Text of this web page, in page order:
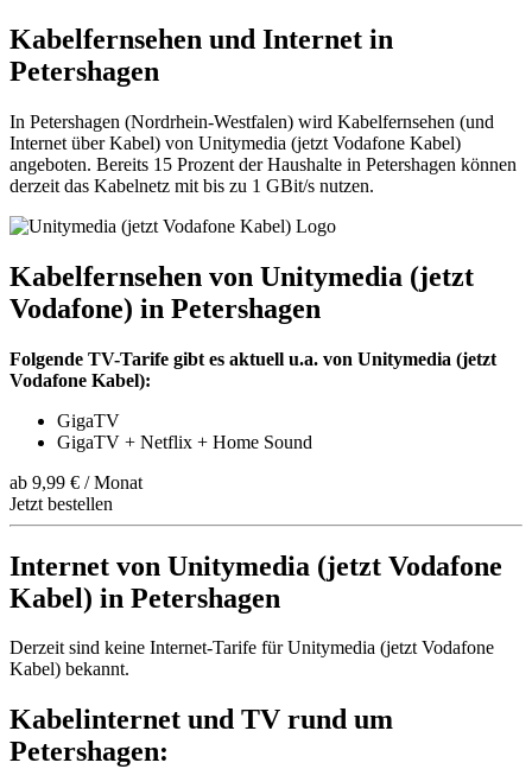
Kabelfernsehen und Internet in
Petershagen
In Petershagen (Nordrhein-Westfalen) wird Kabelfernsehen (und
Internet über Kabel) von Unitymedia (jetzt Vodafone Kabel)
angeboten. Bereits 15 Prozent der Haushalte in Petershagen können
derzeit das Kabelnetz mit bis zu 1 GBit/s nutzen.
Kabelfernsehen von Unitymedia (jetzt
Vodafone) in Petershagen
Folgende TV-Tarife gibt es aktuell u.a. von Unitymedia (jetzt
Vodafone Kabel):
GigaTV
GigaTV + Netflix + Home Sound
ab 9,99 € / Monat
Jetzt bestellen
Internet von Unitymedia (jetzt Vodafone
Kabel) in Petershagen
Derzeit sind keine Internet-Tarife für Unitymedia (jetzt Vodafone
Kabel) bekannt.
Kabelinternet und TV rund um
Petershagen: